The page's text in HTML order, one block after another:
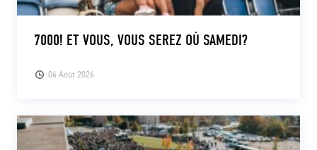
06 Août 2026
7000! ET VOUS, VOUS SEREZ OÙ SAMEDI?